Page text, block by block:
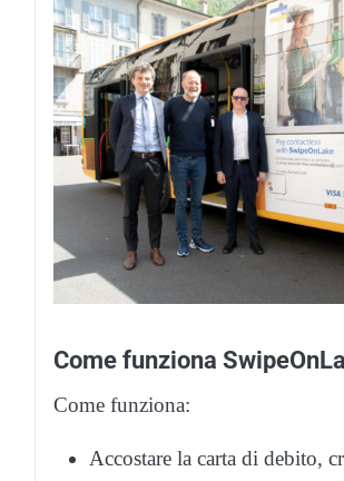
Come funziona
Come funziona:
Accostare la carta di debito,